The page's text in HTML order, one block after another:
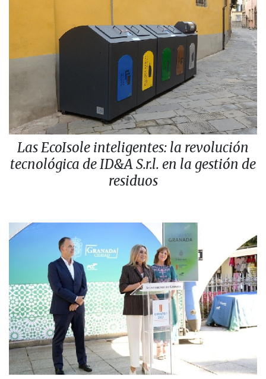
Las EcoIsole inteligentes: la revolución
tecnológica de ID&A S.r.l. en la gestión de
residuos